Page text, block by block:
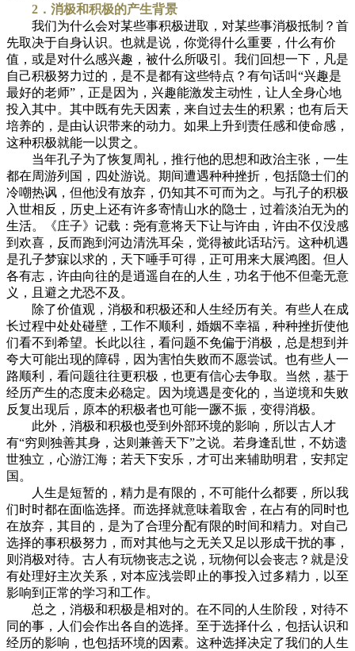
2．消极和积极的产生背景
我们为什么会对某些事积极进取，对某些事消极抵制？首
先取决于自身认识。也就是说，你觉得什么重要，什么有价
值，或是对什么感兴趣，被什么所吸引。我们回想一下，凡是
自己积极努力过的，是不是都有这些特点？有句话叫“兴趣是
最好的老师”，正是因为，兴趣能激发主动性，让人全身心地
投入其中。其中既有先天因素，来自过去生的积累；也有后天
培养的，是由认识带来的动力。如果上升到责任感和使命感，
这种积极就能一以贯之。
当年孔子为了恢复周礼，推行他的思想和政治主张，一生
都在周游列国，四处游说。期间遭遇种种挫折，包括隐士们的
冷嘲热讽，但他没有放弃，仍知其不可而为之。与孔子的积极
入世相反，历史上还有许多寄情山水的隐士，过着淡泊无为的
生活。《庄子》记载：尧有意将天下让与许由，许由不仅没感
到欢喜，反而跑到河边清洗耳朵，觉得被此话玷污。这种机遇
是孔子梦寐以求的，天下唾手可得，正可用来大展鸿图。但人
各有志，许由向往的是逍遥自在的人生，功名于他不但毫无意
义，且避之尤恐不及。
除了价值观，消极和积极还和人生经历有关。有些人在成
长过程中处处碰壁，工作不顺利，婚姻不幸福，种种挫折使他
们看不到希望。长此以往，看问题不免偏于消极，总是想到并
夸大可能出现的障碍，因为害怕失败而不愿尝试。也有些人一
路顺利，看问题往往更积极，也更有信心去争取。当然，基于
经历产生的态度未必稳定。因为境遇是变化的，当逆境和失败
反复出现后，原本的积极者也可能一蹶不振，变得消极。
此外，消极和积极也受到外部环境的影响，所以古人才
有“穷则独善其身，达则兼善天下”之说。若身逢乱世，不妨遗
世独立，心游江海；若天下安乐，才可出来辅助明君，安邦定
国。
人生是短暂的，精力是有限的，不可能什么都要，所以我
们时时都在面临选择。而选择就意味着取舍，在占有的同时也
在放弃，其目的，是为了合理分配有限的时间和精力。对自己
选择的事积极努力，而对其他与之无关又足以形成干扰的事，
则消极对待。古人有玩物丧志之说，玩物何以会丧志？就是没
有处理好主次关系，对本应浅尝即止的事投入过多精力，以至
影响到正常的学习和工作。
总之，消极和积极是相对的。在不同的人生阶段，对待不
同的事，人们会作出各自的选择。至于选择什么，包括认识和
经历的影响，也包括环境的因素。这种选择决定了我们的人生